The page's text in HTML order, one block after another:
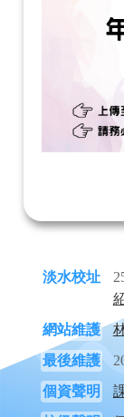
淡水校址
網站維護
最後維護
個資聲明